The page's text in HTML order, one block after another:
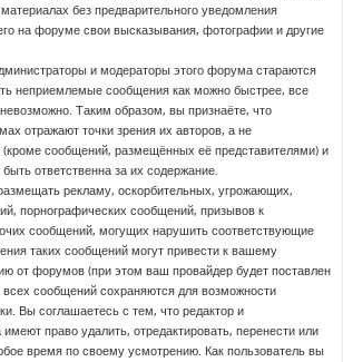
без предварительного уведомления
на форуме свои высказывания, фотографии и другие
и модераторы этого форума стараются
неприемлемые сообщения как можно быстрее, все
Таким образом, вы признаёте, что
отражают точки зрения их авторов, а не
сообщений, размещённых её представителями) и
ответственна за их содержание.
рекламу, оскорбительных, угрожающих,
порнографических сообщений, призывов к
сообщений, могущих нарушить соответствующие
таких сообщений могут привести к вашему
от форумов (при этом ваш провайдер будет поставлен
всех сообщений сохраняются для возможности
Вы соглашаетесь с тем, что редактор и
право удалить, отредактировать, перенести или
время по своему усмотрению. Как пользователь вы